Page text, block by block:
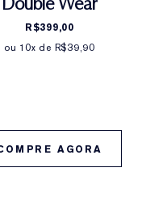
para o
1,0 oz/30
ou em
R$399,00
ou 10x de R$39,90
AGORA